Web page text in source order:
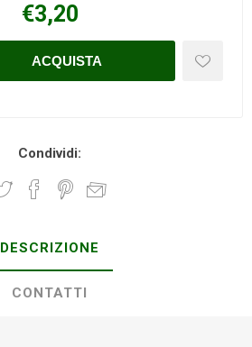
€3,20
Condividi:
DESCRIZIONE
CONTATTI